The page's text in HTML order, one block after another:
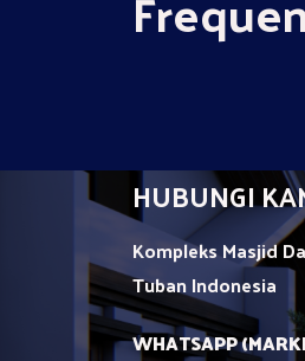
HUBUNGI
Kompleks Masjid
TubanIndonesia
WHATSAPP